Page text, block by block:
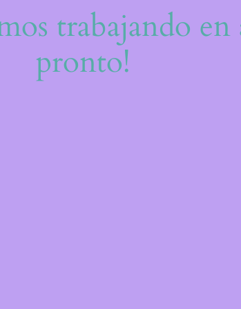
trabajando
pronto!